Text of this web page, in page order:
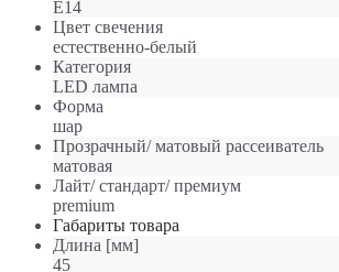
E14
Цвет свечения
естественно-белый
Категория
LED лампа
Форма
шар
Прозрачный/ матовый рассеиватель
матовая
Лайт/ стандарт/ премиум
premium
Габариты товара
Длина [мм]
45